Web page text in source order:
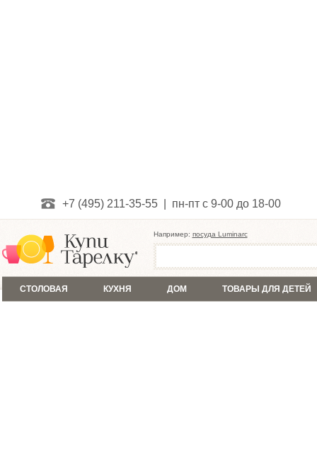
+7 (495) 211-35-55 | пн-пт с 9-00 до 18-00
Например: посуда Luminarc
СТОЛОВАЯ КУХНЯ ДОМ ТОВАРЫ ДЛЯ ДЕТЕЙ